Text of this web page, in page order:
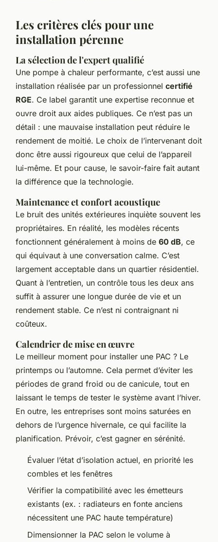
Les critères clés pour une
installation pérenne
La sélection de l'expert qualifié
Une pompe à chaleur performante, c’est aussi une
installation réalisée par un professionnel certifié
RGE. Ce label garantit une expertise reconnue et
ouvre droit aux aides publiques. Ce n’est pas un
détail : une mauvaise installation peut réduire le
rendement de moitié. Le choix de l’intervenant doit
donc être aussi rigoureux que celui de l’appareil
lui-même. Et pour cause, le savoir-faire fait autant
la différence que la technologie.
Maintenance et confort acoustique
Le bruit des unités extérieures inquiète souvent les
propriétaires. En réalité, les modèles récents
fonctionnent généralement à moins de 60 dB, ce
qui équivaut à une conversation calme. C’est
largement acceptable dans un quartier résidentiel.
Quant à l’entretien, un contrôle tous les deux ans
suffit à assurer une longue durée de vie et un
rendement stable. Ce n’est ni contraignant ni
coûteux.
Calendrier de mise en œuvre
Le meilleur moment pour installer une PAC ? Le
printemps ou l’automne. Cela permet d’éviter les
périodes de grand froid ou de canicule, tout en
laissant le temps de tester le système avant l’hiver.
En outre, les entreprises sont moins saturées en
dehors de l’urgence hivernale, ce qui facilite la
planification. Prévoir, c’est gagner en sérénité.
Évaluer l’état d’isolation actuel, en priorité les
combles et les fenêtres
Vérifier la compatibilité avec les émetteurs
existants (ex. : radiateurs en fonte anciens
nécessitent une PAC haute température)
Dimensionner la PAC selon le volume à